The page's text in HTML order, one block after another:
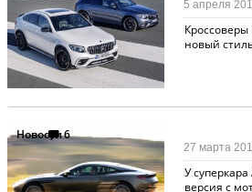
Кроссоверы
новый
5 апреля
Новости6
У
версия с
27 марта